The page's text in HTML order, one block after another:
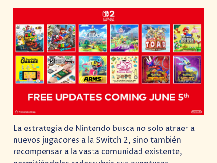
La estrategia de Nintendo busca no solo atraer a
nuevos jugadores a la Switch 2, sino también
recompensar a la vasta comunidad existente,